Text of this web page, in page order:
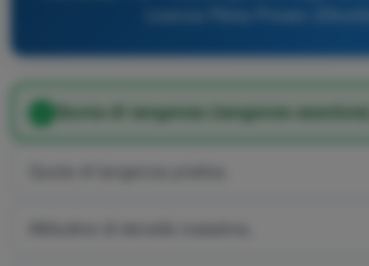
Quota di tangenza (tangenza assoluta).